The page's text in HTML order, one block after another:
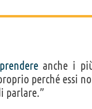
anche i
perché essi
parlare.”